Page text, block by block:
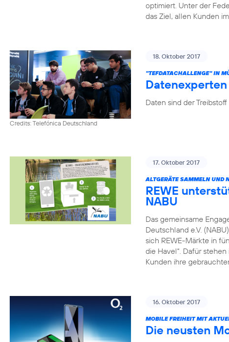
optimiert. Unter der
das Ziel, allen Kunden
Credits: Telefónica Deutschland
18. Oktober 2017
"TEFDATACHALLENGE" IN
Daten sind der
17. Oktober 2017
ALTGERÄTE SAMMELN UND
REWE
NABU
Das gemeinsame
Deutschland e.V.
sich REWE-Märkte in
die Havel“. Dafür
Kunden ihre
16. Oktober 2017
MOBILE FREIHEIT MIT
Die neusten